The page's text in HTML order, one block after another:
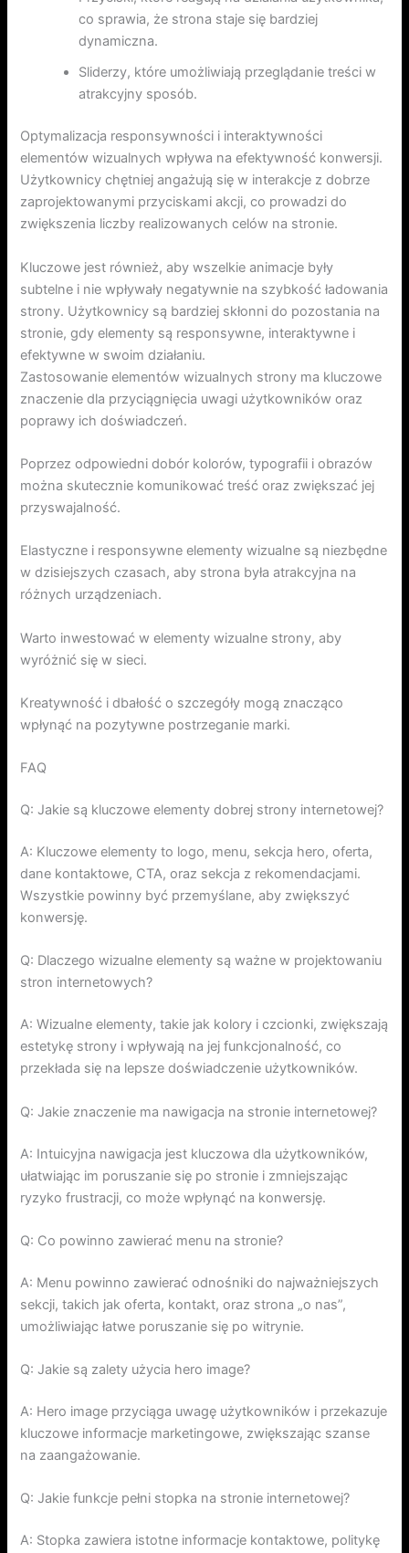
co sprawia, że strona staje się bardziej
dynamiczna.
Sliderzy, które umożliwiają przeglądanie treści w
atrakcyjny sposób.
Optymalizacja responsywności i interaktywności
elementów wizualnych wpływa na efektywność konwersji.
Użytkownicy chętniej angażują się w interakcje z dobrze
zaprojektowanymi przyciskami akcji, co prowadzi do
zwiększenia liczby realizowanych celów na stronie.
Kluczowe jest również, aby wszelkie animacje były
subtelne i nie wpływały negatywnie na szybkość ładowania
strony. Użytkownicy są bardziej skłonni do pozostania na
stronie, gdy elementy są responsywne, interaktywne i
efektywne w swoim działaniu.
Zastosowanie elementów wizualnych strony ma kluczowe
znaczenie dla przyciągnięcia uwagi użytkowników oraz
poprawy ich doświadczeń.
Poprzez odpowiedni dobór kolorów, typografii i obrazów
można skutecznie komunikować treść oraz zwiększać jej
przyswajalność.
Elastyczne i responsywne elementy wizualne są niezbędne
w dzisiejszych czasach, aby strona była atrakcyjna na
różnych urządzeniach.
Warto inwestować w elementy wizualne strony, aby
wyróżnić się w sieci.
Kreatywność i dbałość o szczegóły mogą znacząco
wpłynąć na pozytywne postrzeganie marki.
FAQ
Q: Jakie są kluczowe elementy dobrej strony internetowej?
A: Kluczowe elementy to logo, menu, sekcja hero, oferta,
dane kontaktowe, CTA, oraz sekcja z rekomendacjami.
Wszystkie powinny być przemyślane, aby zwiększyć
konwersję.
Q: Dlaczego wizualne elementy są ważne w projektowaniu
stron internetowych?
A: Wizualne elementy, takie jak kolory i czcionki, zwiększają
estetykę strony i wpływają na jej funkcjonalność, co
przekłada się na lepsze doświadczenie użytkowników.
Q: Jakie znaczenie ma nawigacja na stronie internetowej?
A: Intuicyjna nawigacja jest kluczowa dla użytkowników,
ułatwiając im poruszanie się po stronie i zmniejszając
ryzyko frustracji, co może wpłynąć na konwersję.
Q: Co powinno zawierać menu na stronie?
A: Menu powinno zawierać odnośniki do najważniejszych
sekcji, takich jak oferta, kontakt, oraz strona „o nas”,
umożliwiając łatwe poruszanie się po witrynie.
Q: Jakie są zalety użycia hero image?
A: Hero image przyciąga uwagę użytkowników i przekazuje
kluczowe informacje marketingowe, zwiększając szanse
na zaangażowanie.
Q: Jakie funkcje pełni stopka na stronie internetowej?
A: Stopka zawiera istotne informacje kontaktowe, politykę